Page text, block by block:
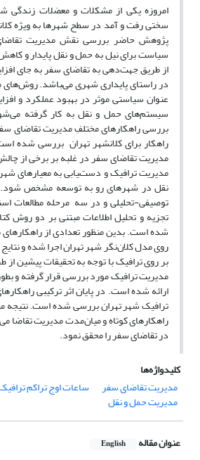
امروزه یکی از مشکلات و معضلات زندگی
سختی رفت و آمد در سطح شهرها به ویژه
پژوهش حاضر بررسی نقش مدیریت
سیاست برای نیل به حمل و نقل پایدار و
از طریق جهت‌دهی به تقاضای سفر به جای
در راستای پایداری شهری می‌‍باشد.
عنوان سیاستی موثر در بهبود عملکرد و
سیستم‌های حمل و نقل به کار گرفته
بررسی راهکارهای مختلفِ مدیریت تقاضای
راهکار برای کلانشهر تهران بررسی شده
مدیریت تقاضای سفر در غلبه بر برخی از
مدیریت ترافیک و دست‌‍یابی به معیارهای
نقل در شهرهای رو به توسعه مشخص شود.
توصیفی-تحلیلی و در سه مرحله مطالعات
تجزیه و تحلیل اطلاعات مبتنی بر دو روش
شده است. بدین منظور تعدادی از
روی مدل کلان‌نگر شهر تهران اجرا شده و نتایج
بر روی ترافیک با توجه به تحقیقات پیشین
مدیریت ترافیک مورد بررسی قرار گرفته و
ارائه شده است. در پایان اثر ترکیبی
ترافیک شهر تهران بررسی شده است. نتیجه
در تقاضای سفر را محقق نمود.
کلیدواژه‌ها
مدیریت تقاضای سفر
ساعات اوج تراکم
مدیریت حمل و نقل
عنوان مقاله English